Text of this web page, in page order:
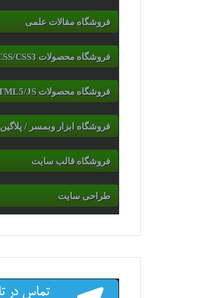
فروشگاه مقالات علمی
فروشگاه محصولات CSS/CSS3
فروشگاه محصولات HTML5/JS
فروشگاه ابزار وبمسر / پلاگین
فروشگاه قالب سایت
طراحی سایت